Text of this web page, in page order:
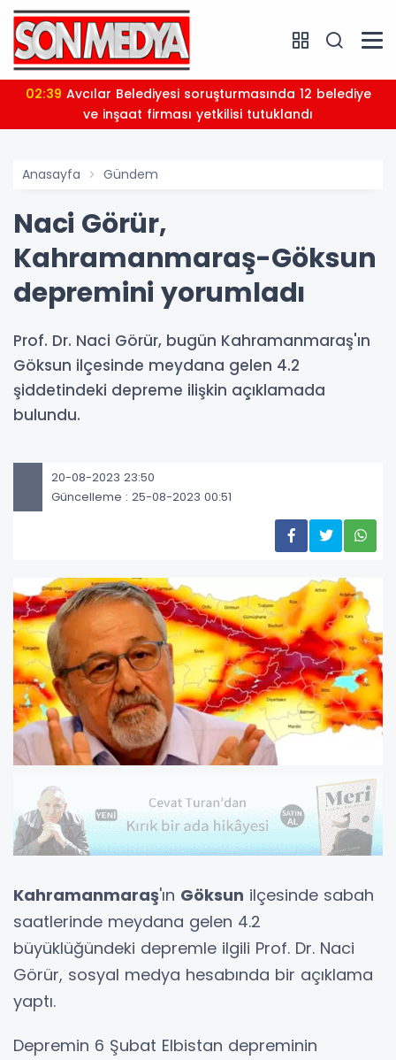
02:39
ve inşaat firması yetkilisi tutuklandı
Anasayfa Gündem
Naci Görür,
Kahramanmaraş-Göksun
depremini yorumladı
Prof. Dr. Naci Görür, bugün Kahramanmaraş'ın
Göksun ilçesinde meydana gelen 4.2
şiddetindeki depreme ilişkin açıklamada
bulundu.
20-08-2023 23:50
Güncelleme : 25-08-2023 00:51
Kahramanmaraş'ın Göksun ilçesinde sabah
saatlerinde meydana gelen 4.2
büyüklüğündeki depremle ilgili Prof. Dr. Naci
Görür, sosyal medya hesabında bir açıklama
yaptı.
Depremin 6 Şubat Elbistan depreminin